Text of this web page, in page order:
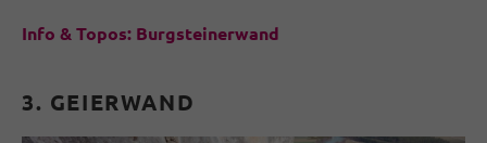
Info & Topos: Burgsteinerwand
3. GEIERWAND